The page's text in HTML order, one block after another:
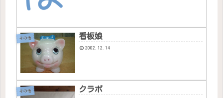
その他 看板娘
2002.12.14
その他 クラボ